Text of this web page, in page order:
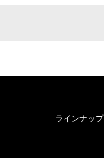
ラインナップ